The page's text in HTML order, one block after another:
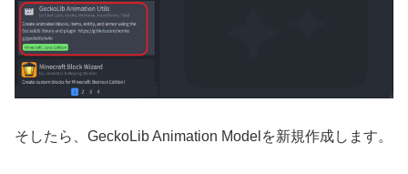
そしたら、GeckoLib Animation Modelを新規作成します。